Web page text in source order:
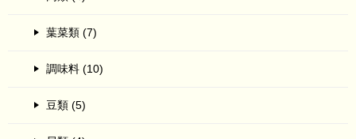
葉菜類 (7)
調味料 (10)
豆類 (5)